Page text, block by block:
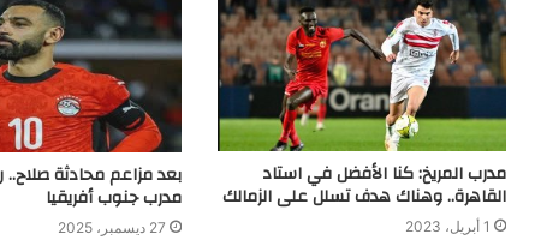
مدرب المريخ: كنا الأفضل في استاد
القاهرة.. وهناك هدف تسلل على الزمالك
1 أبريل، 2023
بعد مزاعم محادثة
مدرب جنوب أفريقيا
27 ديسمبر، 2025